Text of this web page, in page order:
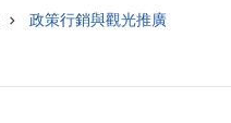
政策行銷與觀光推廣